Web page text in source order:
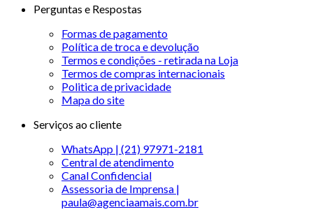
Perguntas e Respostas
Formas de pagamento
Política de troca e devolução
Termos e condições - retirada na Loja
Termos de compras internacionais
Politica de privacidade
Mapa do site
Serviços ao cliente
WhatsApp | (21) 97971-2181
Central de atendimento
Canal Confidencial
Assessoria de Imprensa |
paula@agenciaamais.com.br